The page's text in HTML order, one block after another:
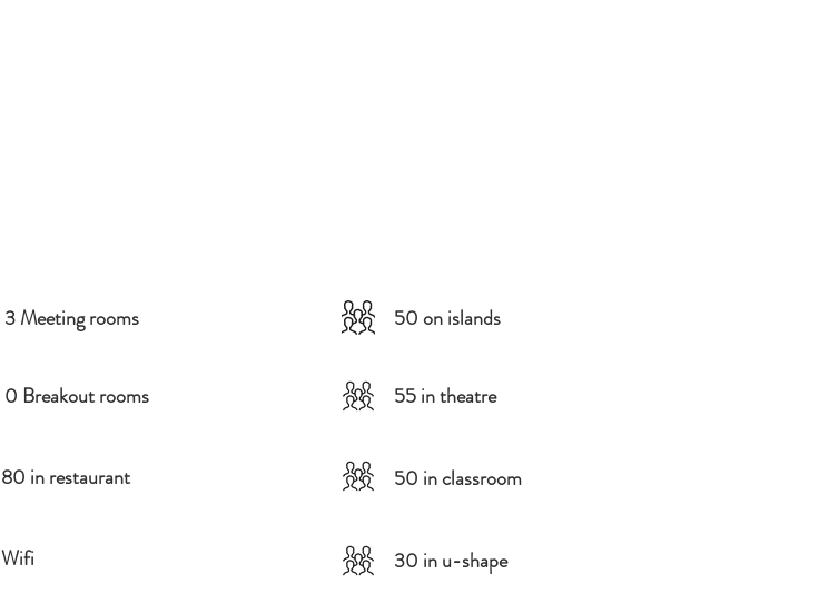
3 Meeting rooms 50 on islands
0 Breakout rooms
80 in restaurant
Wifi
55 in theatre
50 in classroom
30 in u-shape